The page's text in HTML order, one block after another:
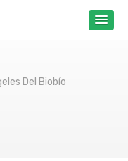
Del Biobío